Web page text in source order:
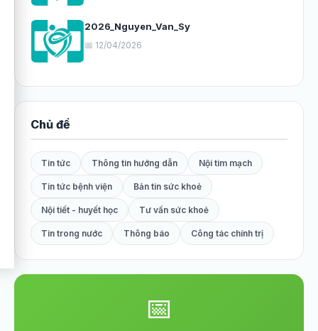
2026_Nguyen_Van_Sy
📅 12/04/2026
Chủ đề
Tin tức Thông tin hướng dẫn Nội tim mạch
Tin tức bệnh viện Bản tin sức khoẻ
Nội tiết - huyết học Tư vấn sức khoẻ
Tin trong nước Thông báo Công tác chính trị
📅